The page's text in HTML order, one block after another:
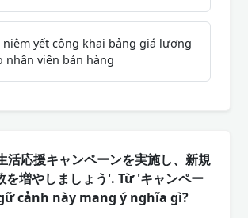
niêm yết công khai bảng giá lương
nhân viên bán hàng
活応援キャンペーンを実施し、新規
を増やしましょう'. Từ 'キャンペー
cảnh này mang ý nghĩa gì?